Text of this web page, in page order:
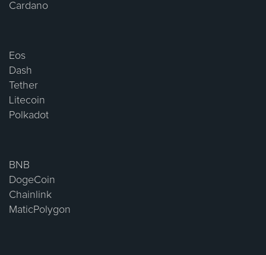
Cardano
Eos
Dash
Tether
Litecoin
Polkadot
BNB
DogeCoin
Chainlink
MaticPolygon